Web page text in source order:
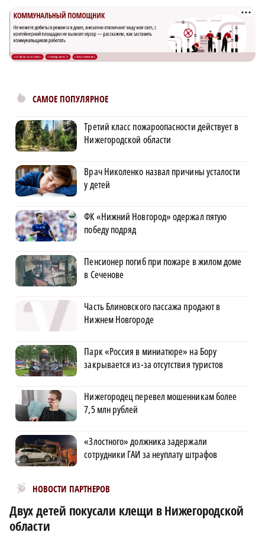
САМОЕ ПОПУЛЯРНОЕ
Третий класс пожароопасности действует в
Нижегородской области
Врач Николенко назвал причины усталости
у детей
ФК «Нижний Новгород» одержал пятую
победу подряд
Пенсионер погиб при пожаре в жилом доме
в Сеченове
Часть Блиновского пассажа продают в
Нижнем Новгороде
Парк «Россия в миниатюре» на Бору
закрывается из-за отсутствия туристов
Нижегородец перевел мошенникам более
7,5 млн рублей
«Злостного» должника задержали
сотрудники ГАИ за неуплату штрафов
НОВОСТИ ПАРТНЕРОВ
Новости МирТесен
Двух детей покусали клещи в Нижегородской
области